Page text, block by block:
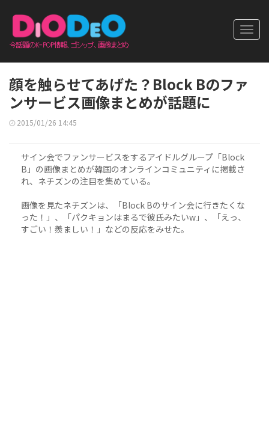
顔を触らせてあげた？Block Bのファ
ンサービス画像まとめが話題に
2015/01/26 14:45
サイン会でファンサービスをするアイドルグループ「Block
B」の画像まとめが韓国のオンラインコミュニティに掲載さ
れ、ネチズンの注目を集めている。
画像を見たネチズンは、「Block Bのサイン会に行きたくな
った！」、「パクキョンはまるで彼氏みたいw」、「えっ、
すごい！羨ましい！」などの反応をみせた。